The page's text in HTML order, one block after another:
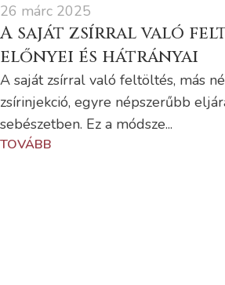
26 márc 2025
A saját zsírral való
előnyei és hátrányai
A saját zsírral való feltöltés, más
zsírinjekció, egyre népszerűbb
sebészetben. Ez a módsze...
TOVÁBB